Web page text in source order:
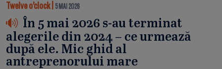
Twelve o’clock| 5 MAI 2026
În 5 mai 2026 s-au terminat
alegerile din 2024 – ce urmează
după ele. Mic ghid al
antreprenorului mare